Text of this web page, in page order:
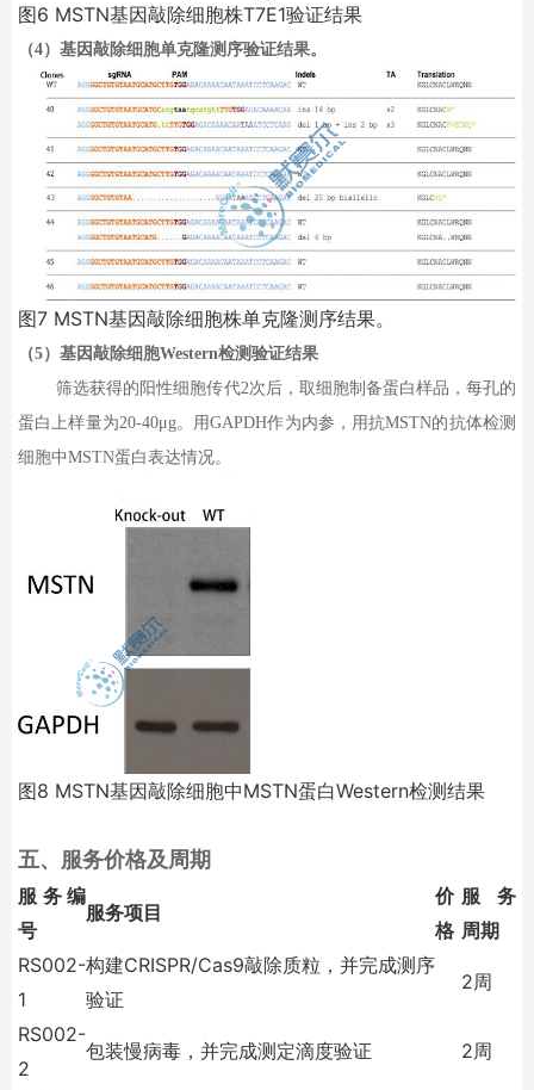
图6 MSTN基因敲除细胞株T7E1验证结果
（4）基因敲除细胞单克隆测序验证结果。
图7 MSTN基因敲除细胞株单克隆测序结果。
（5）基因敲除细胞Western检测验证结果
筛选获得的阳性细胞传代2次后，取细胞制备蛋白样品，每孔的
蛋白上样量为20-40μg。用GAPDH作为内参，用抗MSTN的抗体检测
细胞中MSTN蛋白表达情况。
图8 MSTN基因敲除细胞中MSTN蛋白Western检测结果
五、 服务价格及周期
服务编
号
服务项目
价
格
服务
周期
RS002-
1
构建CRISPR/Cas9敲除质粒，并完成测序
验证
2周
RS002-
2
包装慢病毒，并完成测定滴度验证 2周